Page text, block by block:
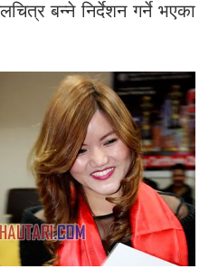
बन्ने निर्देशन गर्ने भएका